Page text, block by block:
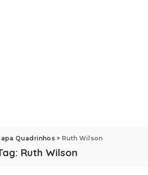
Quadrinhos> Ruth Wilson
Ruth Wilson